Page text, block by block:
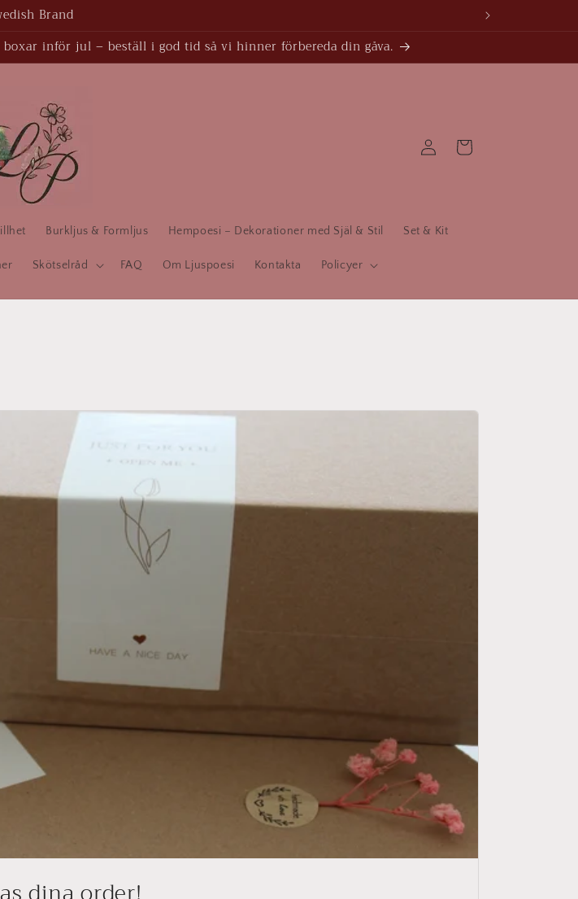
Brand
inför jul – beställ i god tid så vi hinner förbereda din gåva.
Burkljus & Formljus Hempoesi – Dekorationer med Själ & Stil Set & Kit
Skötselråd FAQ Om Ljuspoesi Kontakta Policyer
in
Varukorg